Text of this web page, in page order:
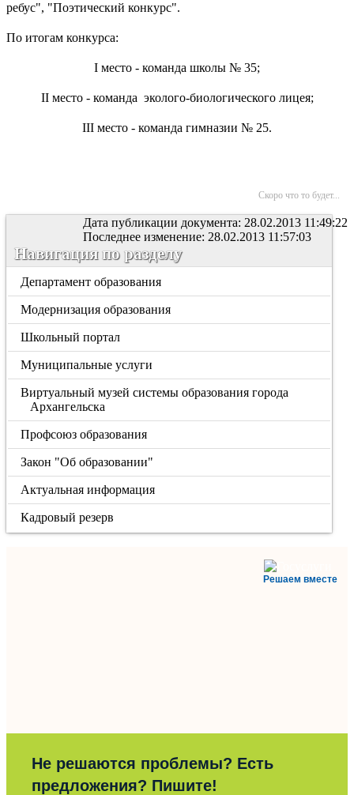
ребус", "Поэтический конкурс".
По итогам конкурса:
I место - команда школы № 35;
II место - команда эколого-биологического лицея;
III место - команда гимназии № 25.
Скоро что то будет...
Дата публикации документа: 28.02.2013 11:49:22
Последнее изменение: 28.02.2013 11:57:03
Навигация по разделу
Департамент образования
Модернизация образования
Школьный портал
Муниципальные услуги
Виртуальный музей системы образования города
Архангельска
Профсоюз образования
Закон "Об образовании"
Актуальная информация
Кадровый резерв
Решаем вместе
Не решаются проблемы? Есть
предложения? Пишите!